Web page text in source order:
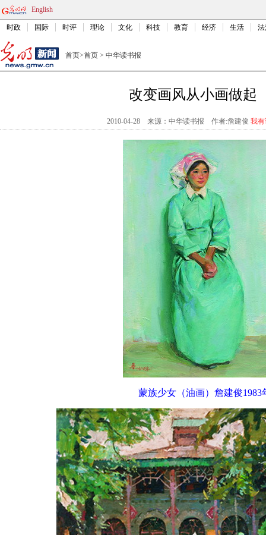
English
时政 国际 时评 理论 文化 科技 教育 经济 生活
首页>首页 > 中华读书报
改变画风从小画做起
2010-04-28 来源：中华读书报 作者:詹建俊 我
蒙族少女（油画）詹建俊1983